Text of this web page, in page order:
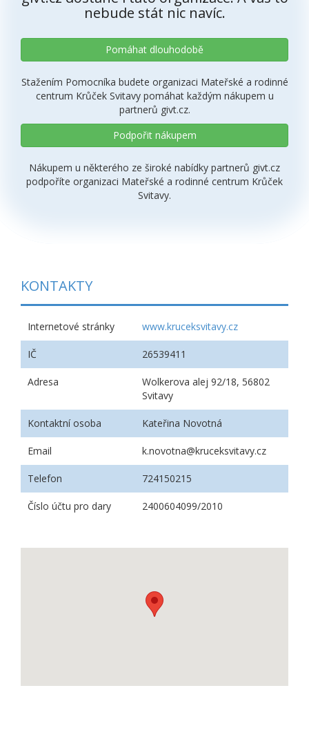
nebude stát nic navíc.
Pomáhat dlouhodobě
Stažením Pomocníka budete organizaci Mateřské a rodinné
centrum Krůček Svitavy pomáhat každým nákupem u
partnerů givt.cz.
Podpořit nákupem
Nákupem u některého ze široké nabídky partnerů givt.cz
podpoříte organizaci Mateřské a rodinné centrum Krůček
Svitavy.
KONTAKTY
Internetové stránky www.kruceksvitavy.cz
IČ 26539411
Adresa
Wolkerova alej 92/18, 56802
Svitavy
Kontaktní osoba Kateřina Novotná
Email k.novotna@kruceksvitavy.cz
Telefon 724150215
Číslo účtu pro dary 2400604099/2010